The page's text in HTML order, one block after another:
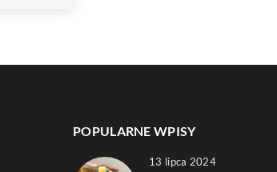
POPULARNE WPISY
13 lipca 2024